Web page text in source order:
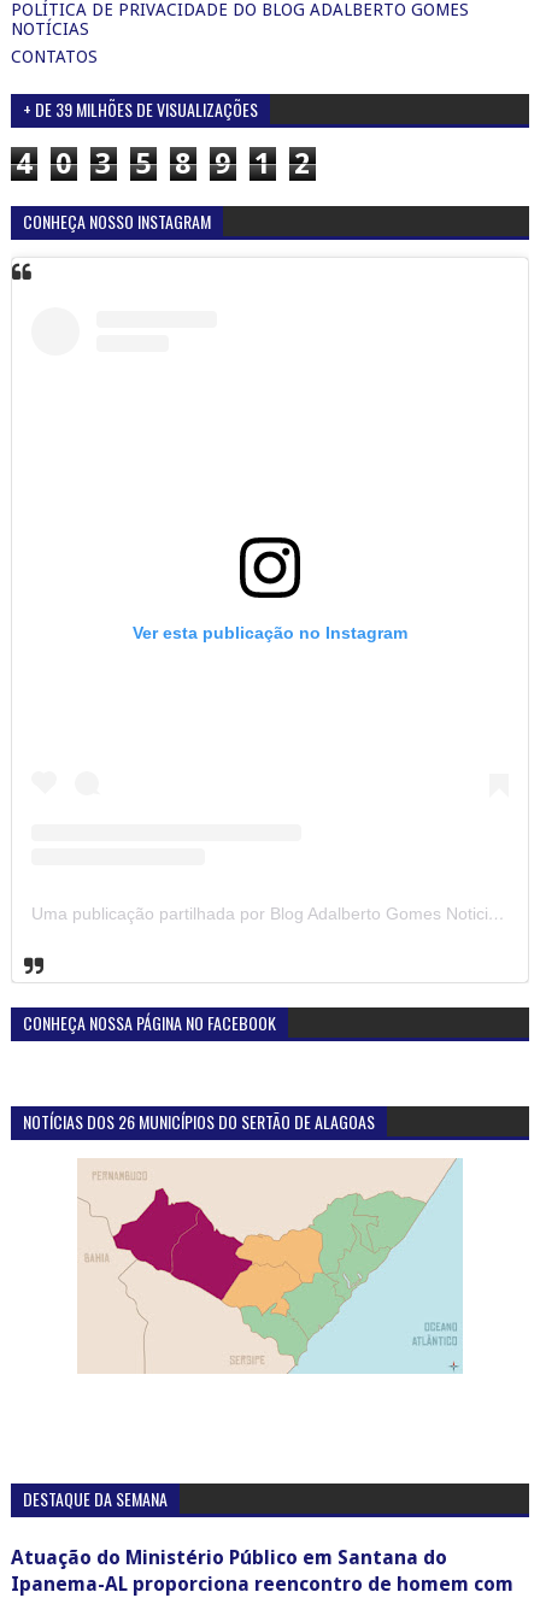
POLÍTICA DE PRIVACIDADE DO BLOG ADALBERTO GOMES
NOTÍCIAS
CONTATOS
+ DE 39 MILHÕES DE VISUALIZAÇÕES
4 0 3 5 8 9 1 2
CONHEÇA NOSSO INSTAGRAM
Ver esta publicação no Instagram
Uma publicação partilhada por Blog Adalberto Gomes Noticias (@blogadalbertogomesnoticiass)
CONHEÇA NOSSA PÁGINA NO FACEBOOK
NOTÍCIAS DOS 26 MUNICÍPIOS DO SERTÃO DE ALAGOAS
DESTAQUE DA SEMANA
Atuação do Ministério Público em Santana do
Ipanema-AL proporciona reencontro de homem com